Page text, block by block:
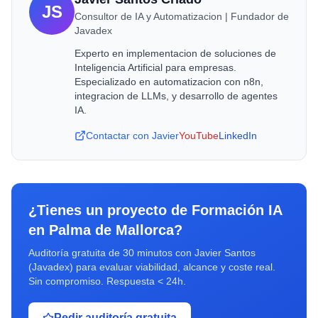
JS
Consultor de IA y Automatizacion | Fundador de
Javadex
Experto en implementacion de soluciones de
Inteligencia Artificial para empresas.
Especializado en automatizacion con n8n,
integracion de LLMs, y desarrollo de agentes
IA.
Contactar con JavierYouTubeLinkedIn
¿Tienes un proyecto de Formación IA
en Palma de Mallorca?
Auditoría gratuita de 30 minutos con Javier Santos
(Javadex) para evaluar viabilidad, alcance y coste real.
Sin compromiso. Respuesta < 24h.